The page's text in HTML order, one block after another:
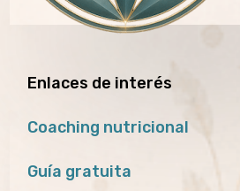
Enlaces de interés
Coaching nutricional
Guía gratuita